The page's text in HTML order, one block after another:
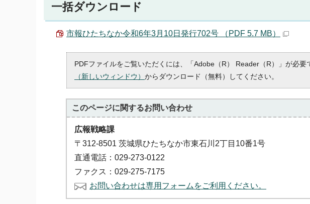
一括ダウンロード
市報ひたちなか令和6年3月10日発行702号 （PDF 5.7 MB）
PDFファイルをご覧いただくには、「Adobe（R） Reader（R）」が必要
（新しいウィンドウ） からダウンロード（無料）してください。
このページに関するお問い合わせ
広報戦略課
〒312-8501 茨城県ひたちなか市東石川2丁目10番1号
直通電話：029-273-0122
ファクス：029-275-7175
お問い合わせは専用フォームをご利用ください。